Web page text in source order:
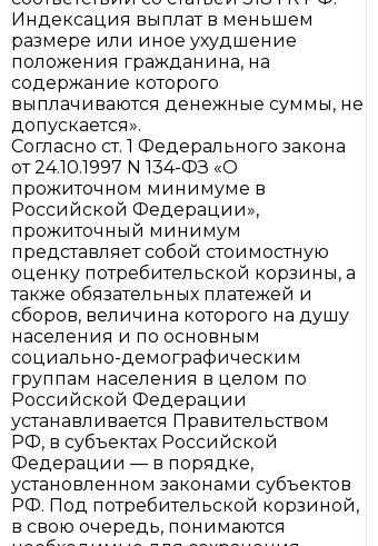
Индексация выплат в меньшем
размере или иное ухудшение
положения гражданина, на
содержание которого
выплачиваются денежные суммы, не
допускается».
Согласно ст. 1 Федерального закона
от 24.10.1997 N 134-ФЗ «О
прожиточном минимуме в
Российской Федерации»,
прожиточный минимум
представляет собой стоимостную
оценку потребительской корзины, а
также обязательных платежей и
сборов, величина которого на душу
населения и по основным
социально-демографическим
группам населения в целом по
Российской Федерации
устанавливается Правительством
РФ, в субъектах Российской
Федерации — в порядке,
установленном законами субъектов
РФ. Под потребительской корзиной,
в свою очередь, понимаются